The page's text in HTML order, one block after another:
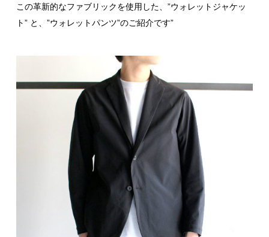
この革新的なファブリックを使用した、”ウォレットジャケッ
ト” と、”ウォレットパンツ”のご紹介です”